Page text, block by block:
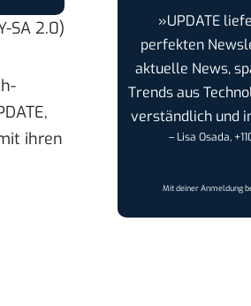
SA 2.0)
ihren
»UPDATE
perfekten
aktuelle News,
Trends aus
verständlich und
– Lisa Osada,
Mit deiner Anmeldung